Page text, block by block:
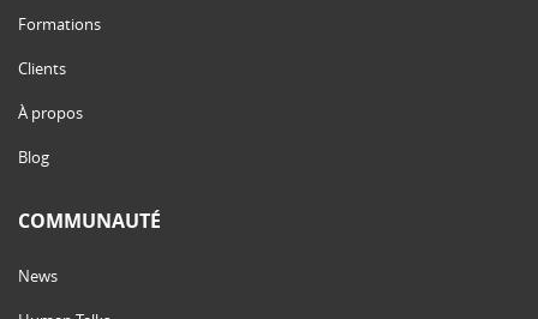
Formations
Clients
À propos
Blog
COMMUNAUTÉ
News